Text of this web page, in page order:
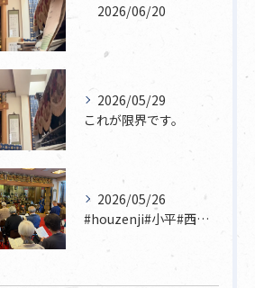
2026/06/20
2026/05/29
これが限界です。
2026/05/26
#houzenji#小平#西東京市#東村山#立川市国分寺市寺...